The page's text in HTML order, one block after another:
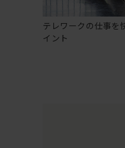
テレワークの仕事を
イント